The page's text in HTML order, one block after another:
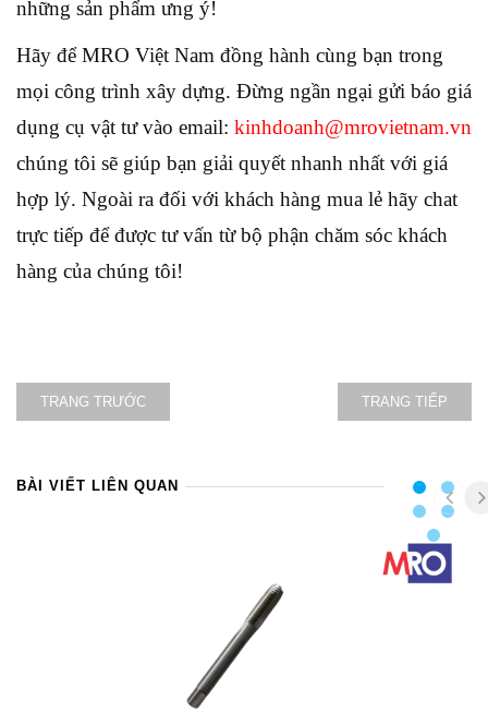
những sản phẩm ưng ý!
Hãy để MRO Việt Nam đồng hành cùng bạn trong
mọi công trình xây dựng. Đừng ngần ngại gửi báo giá
dụng cụ vật tư vào email: kinhdoanh@mrovietnam.vn
chúng tôi sẽ giúp bạn giải quyết nhanh nhất với giá
hợp lý. Ngoài ra đối với khách hàng mua lẻ hãy chat
trực tiếp để được tư vấn từ bộ phận chăm sóc khách
hàng của chúng tôi!
TRANG TRƯỚC TRANG TIẾP
BÀI VIẾT LIÊN QUAN